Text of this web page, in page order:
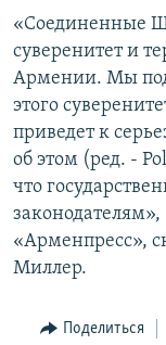
«Соединенные
суверенитет и
Армении. Мы
этого
приведет к
об этом (ред. -
что
«Арменпресс»,
Миллер.
Поделиться